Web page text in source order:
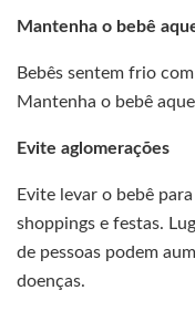
Mantenha o bebê
Bebês sentem frio
Mantenha o bebê
Evite aglomerações
Evite levar o bebê
shoppings e festas.
de pessoas podem
doenças.